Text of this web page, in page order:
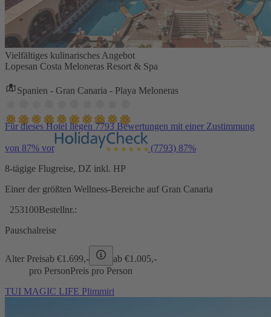
Vielfältiges kulinarisches Angebot
Lopesan Costa Meloneras Resort & Spa
Spanien - Gran Canaria - Playa Meloneras
Für dieses Hotel liegen 7793 Bewertungen mit einer Zustimmung
von 87% vor (7793) 87%
8-tägige Flugreise, DZ inkl. HP
Einer der größten Wellness-Bereiche auf Gran Canaria
253100Bestellnr.:
Pauschalreise
Alter Preisab €1.699,- ab €1.005,-
pro PersonPreis pro Person
TUI MAGIC LIFE Plimmiri